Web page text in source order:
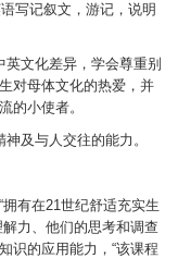
写记叙文，游记，说明
文化差异，学会尊重别
对母体文化的热爱，并
的小使者。
及与人交往的能力。
有在21世纪舒适充实生
力、他们的思考和调查
识的应用能力，“该课程